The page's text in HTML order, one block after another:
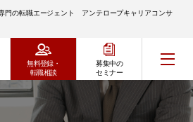
門の転職エージェント アンテロープキャリアコンサ
無料登録・
転職相談
募集中の
セミナー